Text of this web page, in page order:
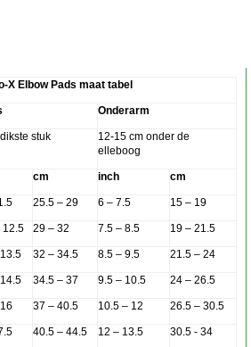
X Elbow Pads maat tabel
Onderarm
stuk
12-15 cm onder de
elleboog
cm inch cm
25.5 – 29 6 – 7.5 15 – 19
29 – 32 7.5 – 8.5 19 – 21.5
32 – 34.5 8.5 – 9.5 21.5 – 24
34.5 – 37 9.5 – 10.5 24 – 26.5
37 – 40.5 10.5 – 12 26.5 – 30.5
40.5 – 44.5 12 – 13.5 30.5 - 34